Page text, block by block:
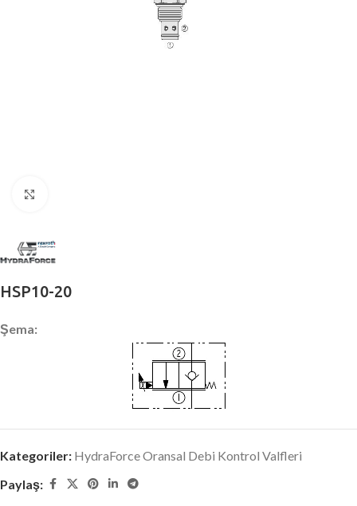
HSP10-20
Şema:
Kategoriler: HydraForce Oransal Debi Kontrol Valfleri
Paylaş: